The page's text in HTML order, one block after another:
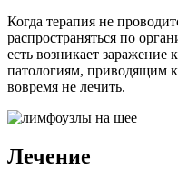
Когда терапия не
распространяться по
есть возникает
патологиям, приводящим
вовремя не лечить.
Лечение